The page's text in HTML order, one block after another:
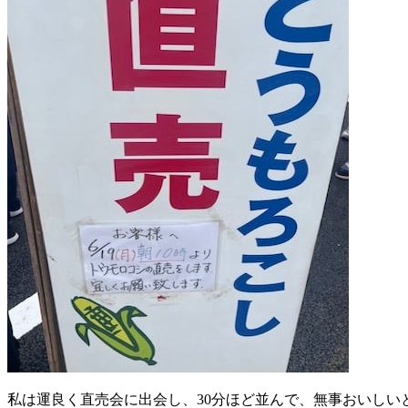
私は運良く直売会に出会し、30分ほど並んで、無事おいしい